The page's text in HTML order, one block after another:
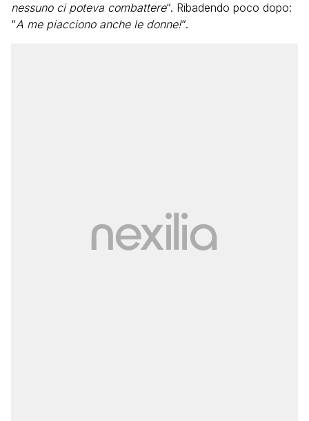
nessuno ci poteva combattere“. Ribadendo poco dopo:
“A me piacciono anche le donne!“.